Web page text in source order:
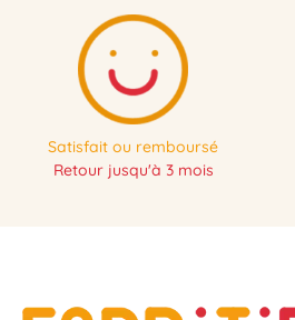
Satisfait ou remboursé
Retour jusqu'à 3 mois